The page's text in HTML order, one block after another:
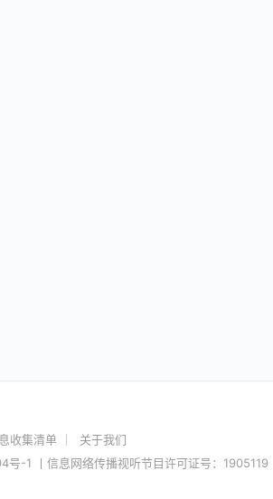
收集清单
关于我们
号-1 丨信息网络传播视听节目许可证号：1905119